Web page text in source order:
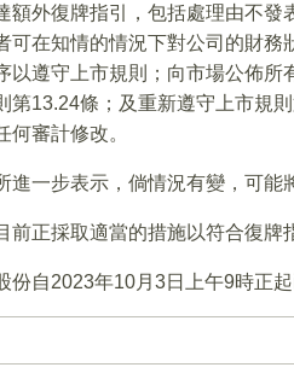
額外復牌指引，包括處理由不發
可在知情的情況下對公司的財
以遵守上市規則；向市場公佈
第13.24條；及重新遵守上市規
何審計修改。
進一步表示，倘情況有變，可能
前正採取適當的措施以符合復牌
份自2023年10月3日上午9時正